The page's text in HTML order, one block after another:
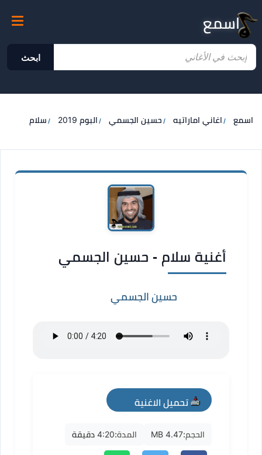
اسمع
ابحث
اسمع اغاني اماراتيه حسين الجسمي البوم 2019 سلام
أغنية سلام - حسين الجسمي
حسين الجسمي
تحميل الاغنية
mp3
الحجم:4.47 MB المدة:4:20 دقيقة